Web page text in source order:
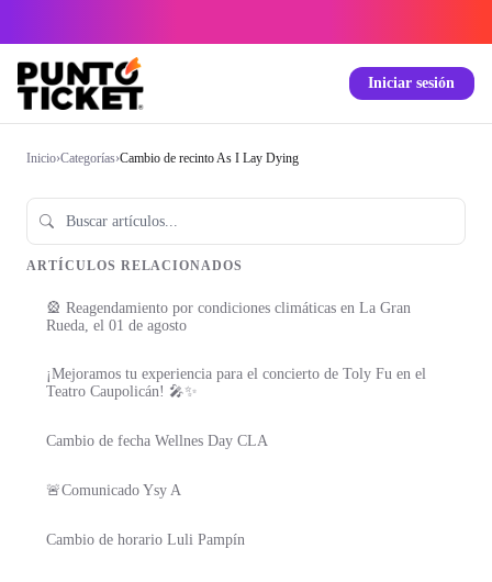
Iniciar sesión
Inicio›Categorías›Cambio de recinto As I Lay Dying
ARTÍCULOS RELACIONADOS
🎡 Reagendamiento por condiciones climáticas en La Gran
Rueda, el 01 de agosto
¡Mejoramos tu experiencia para el concierto de Toly Fu en el
Teatro Caupolicán! 🎤✨
Cambio de fecha Wellnes Day CLA
🚨Comunicado Ysy A
Cambio de horario Luli Pampín